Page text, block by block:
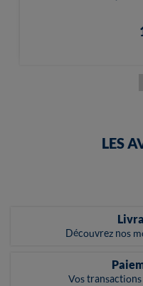
LES
Découvrez nos
Vos